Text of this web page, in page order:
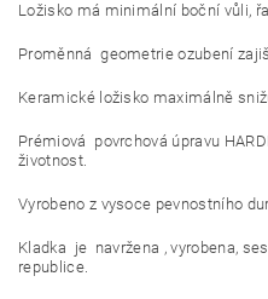
Ložisko má minimální boční vůli,
Proměnná geometrie ozubení
Keramické ložisko maximálně
Prémiová povrchová úpravu
životnost.
Vyrobeno z vysoce pevnostního
Kladka je navržena , vyrobena,
republice.